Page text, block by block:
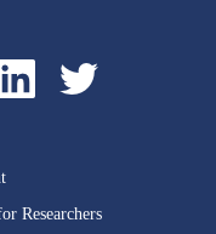
Researchers